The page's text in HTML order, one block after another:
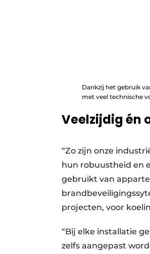
Dankzij het gebruik
met veel technische
Veelzijdig én
“Zo zijn onze
hun robuustheid en
gebruikt van
projecten, voor
“Bij elke installatie
zelfs aangepast